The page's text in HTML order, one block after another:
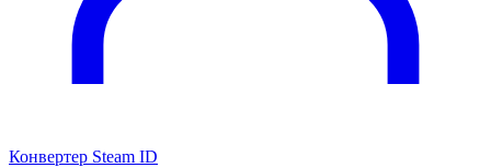
Конвертер Steam ID